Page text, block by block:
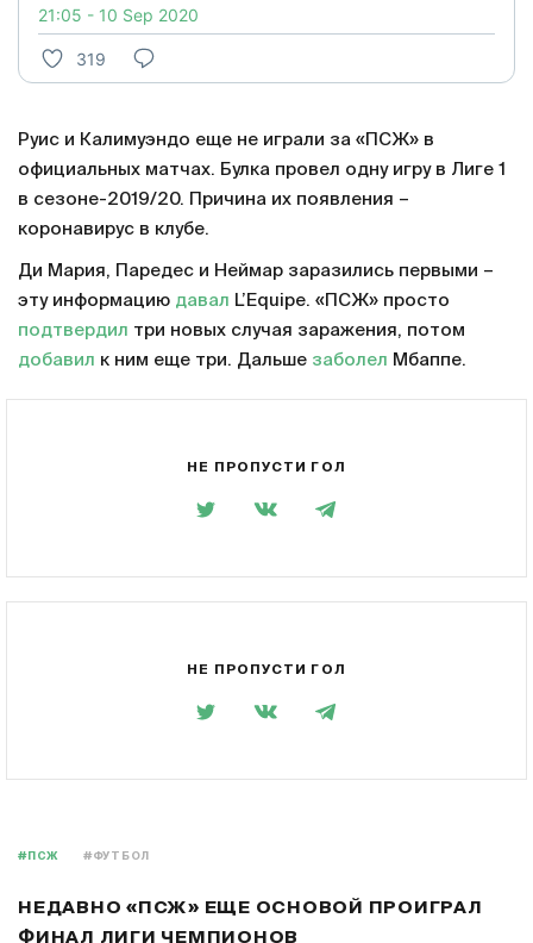
21:05 - 10 Sep 2020
319
Руис и Калимуэндо еще не играли за «ПСЖ» в
официальных матчах. Булка провел одну игру в Лиге 1
в сезоне-2019/20. Причина их появления –
коронавирус в клубе.
Ди Мария, Паредес и Неймар заразились первыми –
эту информацию давал L’Equipe. «ПСЖ» просто
подтвердил три новых случая заражения, потом
добавил к ним еще три. Дальше заболел Мбаппе.
НЕ ПРОПУСТИ ГОЛ
НЕ ПРОПУСТИ ГОЛ
#ПСЖ #ФУТБОЛ
НЕДАВНО «ПСЖ» ЕЩЕ ОСНОВОЙ ПРОИГРАЛ
ФИНАЛ ЛИГИ ЧЕМПИОНОВ